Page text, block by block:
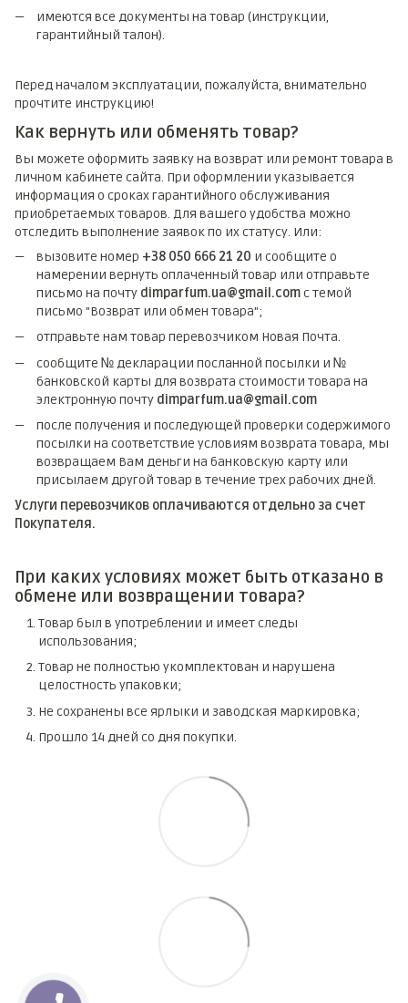
имеются все документы на товар (инструкции,
гарантийный талон).
Перед началом эксплуатации, пожалуйста, внимательно
прочтите инструкцию!
Как вернуть или обменять товар?
Вы можете оформить заявку на возврат или ремонт товара в
личном кабинете сайта. При оформлении указывается
информация о сроках гарантийного обслуживания
приобретаемых товаров. Для вашего удобства можно
отследить выполнение заявок по их статусу. Или:
вызовите номер +38 050 666 21 20 и сообщите о
намерении вернуть оплаченный товар или отправьте
письмо на почту dimparfum.ua@gmail.comс темой
письмо "Возврат или обмен товара";
отправьте нам товар перевозчиком Новая Почта.
сообщите № декларации посланной посылки и №
банковской карты для возврата стоимости товара на
электронную почту dimparfum.ua@gmail.com
после получения и последующей проверки содержимого
посылки на соответствие условиям возврата товара, мы
возвращаем Вам деньги на банковскую карту или
присылаем другой товар в течение трех рабочих дней.
Услуги перевозчиков оплачиваются отдельно за счет
Покупателя.
При каких условиях может быть отказано в
обмене или возвращении товара?
Товар был в употреблении и имеет следы
использования;
Товар не полностью укомплектован и нарушена
целостность упаковки;
Не сохранены все ярлыки и заводская маркировка;
Прошло 14 дней со дня покупки.